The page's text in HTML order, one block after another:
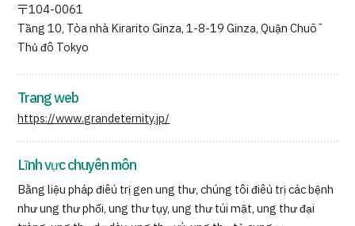
〒104-0061
Tầng 10, Tòa nhà Kirarito Ginza, 1-8-19 Ginza, Quận Chūō
Thủ đô Tokyo
Trang web
https://www.grandeternity.jp/
Lĩnh vực chuyên môn
Bằng liệu pháp điều trị gen ung thư, chúng tôi điều trị các bệnh
như ung thư phổi, ung thư tụy, ung thư túi mật, ung thư đại